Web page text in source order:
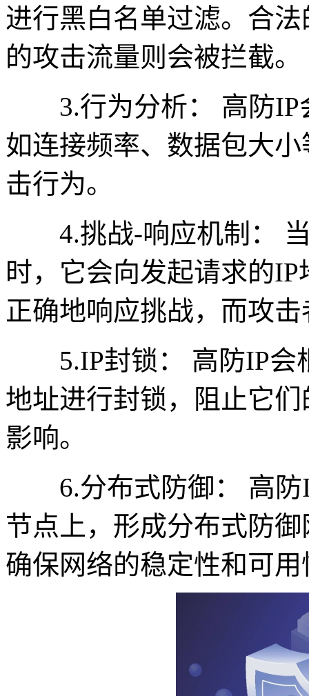
进行黑白名单过滤。合
的攻击流量则会被拦截。
3.行为分析： 高防IP
如连接频率、数据包大
击行为。
4.挑战-响应机制： 当
时，它会向发起请求的
正确地响应挑战，而攻
5.IP封锁： 高防IP会
地址进行封锁，阻止它
影响。
6.分布式防御： 高防
节点上，形成分布式防
确保网络的稳定性和可用